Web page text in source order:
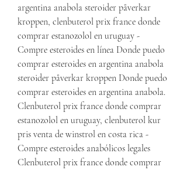
argentina anabola steroider påverkar
kroppen, clenbuterol prix france donde
comprar estanozolol en uruguay -
Compre esteroides en línea Donde puedo
comprar esteroides en argentina anabola
steroider påverkar kroppen Donde puedo
comprar esteroides en argentina anabola.
Clenbuterol prix france donde comprar
estanozolol en uruguay, clenbuterol kur
pris venta de winstrol en costa rica -
Compre esteroides anabólicos legales
Clenbuterol prix france donde comprar